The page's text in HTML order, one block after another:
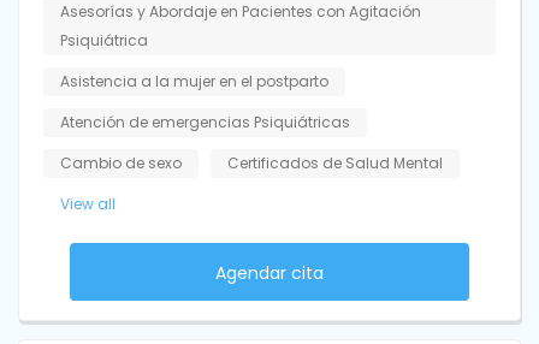
Asesorías y Abordaje en Pacientes con Agitación
Psiquiátrica
Asistencia a la mujer en el postparto
Atención de emergencias Psiquiátricas
Cambio de sexo
Certificados de Salud Mental
View all
Agendar cita